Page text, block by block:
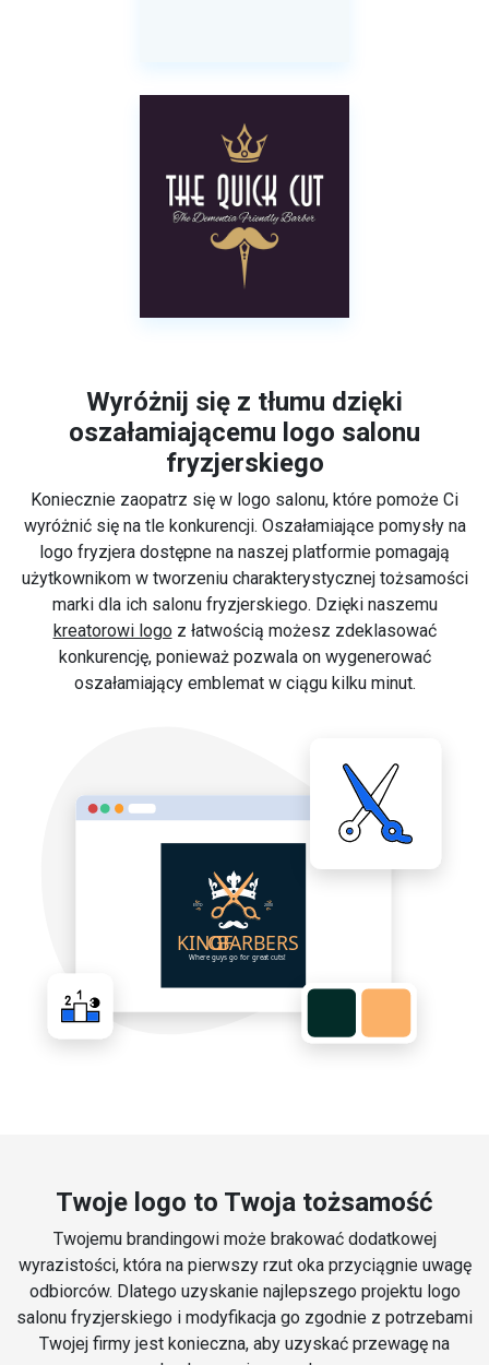
Wyróżnij się z tłumu dzięki
oszałamiającemu logo salonu
fryzjerskiego
Koniecznie zaopatrz się w logo salonu, które pomoże Ci
wyróżnić się na tle konkurencji. Oszałamiające pomysły na
logo fryzjera dostępne na naszej platformie pomagają
użytkownikom w tworzeniu charakterystycznej tożsamości
marki dla ich salonu fryzjerskiego. Dzięki naszemu
kreatorowi logoz łatwością możesz zdeklasować
konkurencję, ponieważ pozwala on wygenerować
oszałamiający emblemat w ciągu kilku minut.
Twoje logo to Twoja tożsamość
Twojemu brandingowi może brakować dodatkowej
wyrazistości, która na pierwszy rzut oka przyciągnie uwagę
odbiorców. Dlatego uzyskanie najlepszego projektu logo
salonu fryzjerskiego i modyfikacja go zgodnie z potrzebami
Twojej firmy jest konieczna, aby uzyskać przewagę na